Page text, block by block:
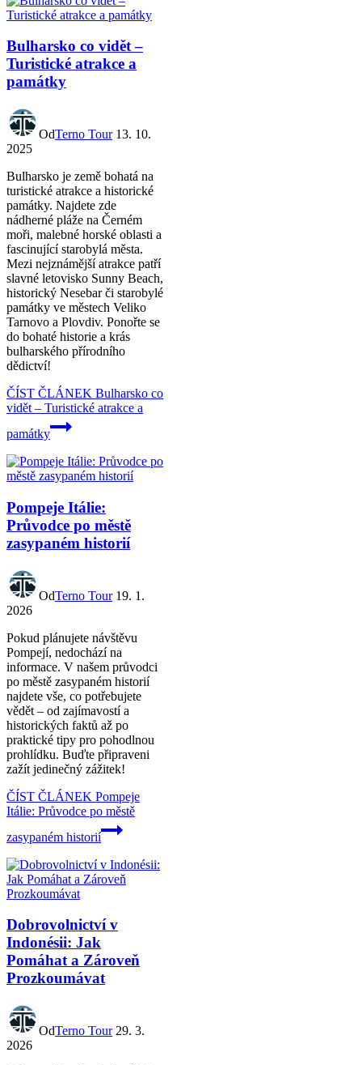
Bulharsko co vidět –
Turistické atrakce a
památky
OdTerno Tour 13. 10.
2025
Bulharsko je země bohatá na
turistické atrakce a historické
památky. Najdete zde
nádherné pláže na Černém
moři, malebné horské oblasti a
fascinující starobylá města.
Mezi nejznámější atrakce patří
slavné letovisko Sunny Beach,
historický Nesebar či starobylé
památky ve městech Veliko
Tarnovo a Plovdiv. Ponořte se
do bohaté historie a krás
bulharského přírodního
dědictví!
ČÍST ČLÁNEK Bulharsko co
vidět – Turistické atrakce a
památky
Pompeje Itálie:
Průvodce po městě
zasypaném historií
OdTerno Tour 19. 1.
2026
Pokud plánujete návštěvu
Pompejí, nedochází na
informace. V našem průvodci
po městě zasypaném historií
najdete vše, co potřebujete
vědět – od zajímavostí a
historických faktů až po
praktické tipy pro pohodlnou
prohlídku. Buďte připraveni
zažít jedinečný zážitek!
ČÍST ČLÁNEK Pompeje
Itálie: Průvodce po městě
zasypaném historií
Dobrovolnictví v
Indonésii: Jak
Pomáhat a Zároveň
Prozkoumávat
OdTerno Tour 29. 3.
2026